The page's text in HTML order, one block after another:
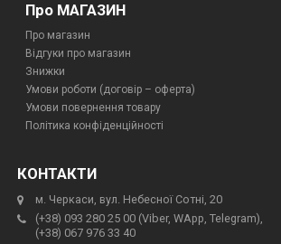
Про МАГАЗИН
Про магазин
Відгуки про магазин
Знижки
Умови роботи (договір – оферта)
Умови повернення товару
Політика конфіденційності
КОНТАКТИ
м. Черкаси, вул. Небесної Сотні, 20
(+38) 093 280 25 00 (Viber, WApp, Telegram),
(+38) 067 976 33 40